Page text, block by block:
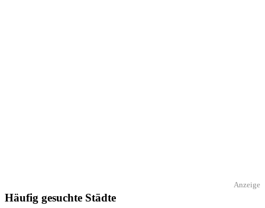
Anzeige
Häufig gesuchte Städte